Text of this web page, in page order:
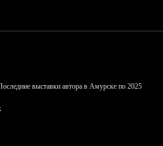
выставки автора в Амурске по 2025